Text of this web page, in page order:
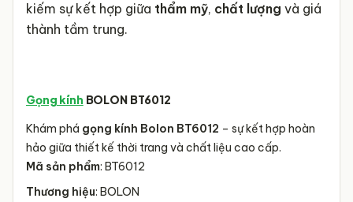
kiếm sự kết hợp giữa thẩm mỹ, chất lượng và giá
thành tầm trung.
Gọng kính BOLON BT6012
Khám phá gọng kính Bolon BT6012 – sự kết hợp hoàn
hảo giữa thiết kế thời trang và chất liệu cao cấp.
Mã sản phẩm: BT6012
Thương hiệu: BOLON